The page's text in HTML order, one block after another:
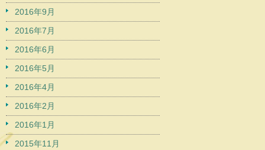
2016年9月
2016年7月
2016年6月
2016年5月
2016年4月
2016年2月
2016年1月
2015年11月